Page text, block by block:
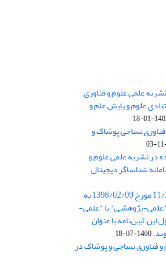
ثبت امتیازضریب تاثیر 0.438 نشریه علمی علوم و فناوری
علوم و پایش علم و
1403-
فناوری نساجی پوشاک و
در نشریه علمی علوم و
شناساگر دیجیتال
از تاریخ ابلاغ آیین نامه 11/25685 مورخ 1398/02/09 به
پژوهشـی" یا "علمی-
آیین‌نامه با عنوان
1400-07-18
فناوری نساجی و پوشاک در